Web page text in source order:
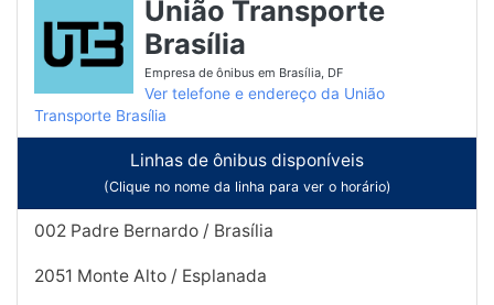
União Transporte
Brasília
Empresa de ônibus em Brasília, DF
Ver telefone e endereço da União
Transporte Brasília
Linhas de ônibus disponíveis
(Clique no nome da linha para ver o horário)
002 Padre Bernardo / Brasília
2051 Monte Alto / Esplanada